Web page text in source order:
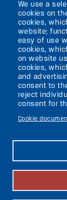
We use a
cookies on
cookies,
website;
easy of use
cookies,
on website
cookies,
and
consent to
reject
consent for
Cookie
IMAGE
VIKTORIASTR.
12105 BERLIN
TEMPELHOF
AKTUELLES
DIE UFAFABRIK
Search